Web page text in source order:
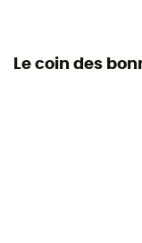
Le coin des